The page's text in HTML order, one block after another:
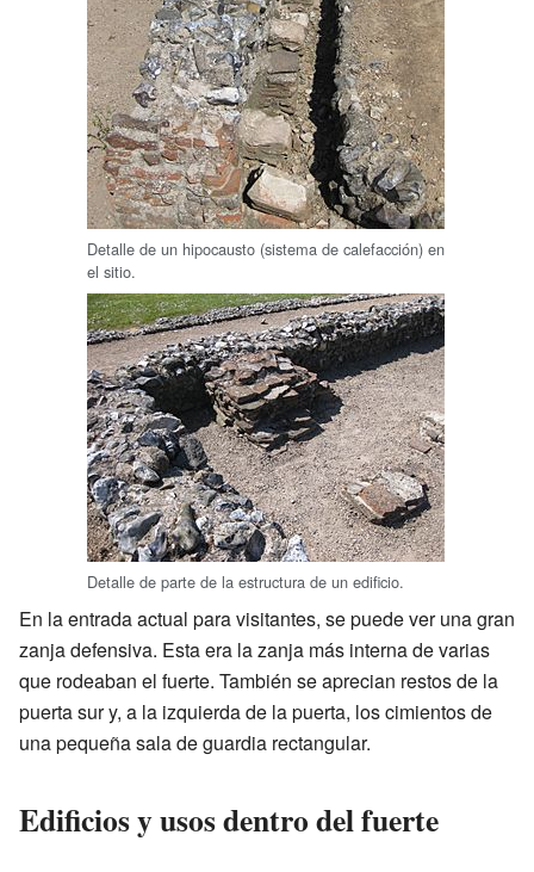
Detalle de un hipocausto (sistema de calefacción) en
el sitio.
Detalle de parte de la estructura de un edificio.
En la entrada actual para visitantes, se puede ver una gran
zanja defensiva. Esta era la zanja más interna de varias
que rodeaban el fuerte. También se aprecian restos de la
puerta sur y, a la izquierda de la puerta, los cimientos de
una pequeña sala de guardia rectangular.
Edificios y usos dentro del fuerte